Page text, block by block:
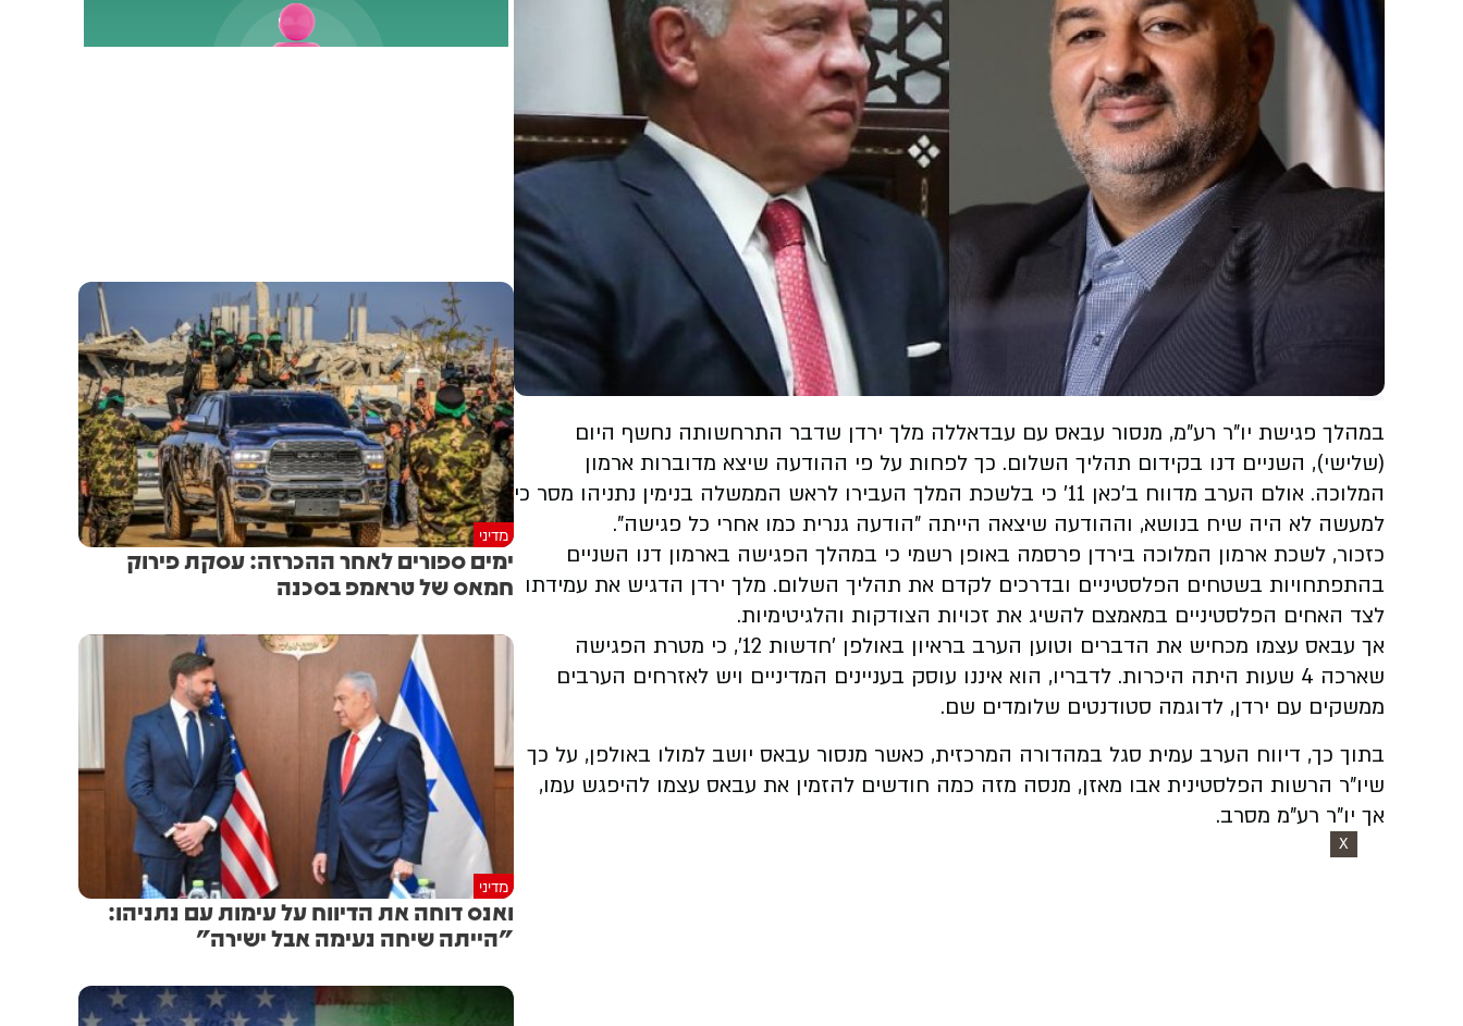
במהלך פגישת יו"ר רע"מ, מנסור עבאס עם עבדאללה מלך ירדן שדבר התרחשותה נחשף היום
(שלישי), השניים דנו בקידום תהליך השלום. כך לפחות על פי ההודעה שיצא מדוברות ארמון
המלוכה. אולם הערב מדווח ב'כאן 11' כי בלשכת המלך העבירו לראש הממשלה בנימין נתניהו מסר כי
למעשה לא היה שיח בנושא, וההודעה שיצאה הייתה "הודעה גנרית כמו אחרי כל פגישה".
כזכור, לשכת ארמון המלוכה בירדן פרסמה באופן רשמי כי במהלך הפגישה בארמון דנו השניים
בהתפתחויות בשטחים הפלסטיניים ובדרכים לקדם את תהליך השלום. מלך ירדן הדגיש את עמידתו
לצד האחים הפלסטיניים במאמצם להשיג את זכויות הצודקות והלגיטימיות.
אך עבאס עצמו מכחיש את הדברים וטוען הערב בראיון באולפן 'חדשות 12', כי מטרת הפגישה
שארכה 4 שעות היתה היכרות. לדבריו, הוא איננו עוסק בעניינים המדיניים ויש לאזרחים הערבים
ממשקים עם ירדן, לדוגמה סטודנטים שלומדים שם.
בתוך כך, דיווח הערב עמית סגל במהדורה המרכזית, כאשר מנסור עבאס יושב למולו באולפן, על כך
שיו"ר הרשות הפלסטינית אבו מאזן, מנסה מזה כמה חודשים להזמין את עבאס עצמו להיפגש עמו,
אך יו"ר רע"מ מסרב.
X
מדיני
ימים ספורים לאחר ההכרזה: עסקת פירוק
חמאס של טראמפ בסכנה
מדיני
ואנס דוחה את הדיווח על עימות עם נתניהו:
"הייתה שיחה נעימה אבל ישירה"